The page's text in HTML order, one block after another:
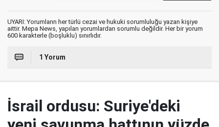
UYARI: Yorumların her türlü cezai ve hukuki sorumluluğu yazan kişiye
aittir. Mepa News, yapılan yorumlardan sorumlu değildir. Her bir yorum
600 karakterle (boşluklu) sınırlıdır.
1 Yorum
İsrail ordusu: Suriye'deki